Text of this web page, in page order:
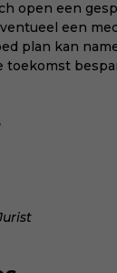
open een
een
plan kan
toekomst